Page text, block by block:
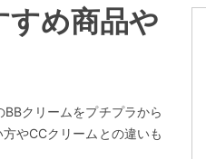
すめ商品や
クリームをプチプラから
やCCクリームとの違いも